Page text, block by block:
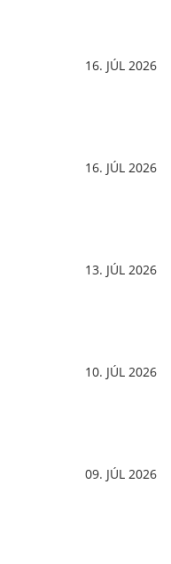
16. JÚL 2026
16. JÚL 2026
13. JÚL 2026
10. JÚL 2026
09. JÚL 2026